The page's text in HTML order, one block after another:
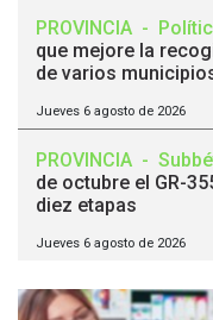
PROVINCIA -
que mejore la
de varios
Jueves 6 agosto de 2026
PROVINCIA -
de octubre el GR-
diez etapas
Jueves 6 agosto de 2026